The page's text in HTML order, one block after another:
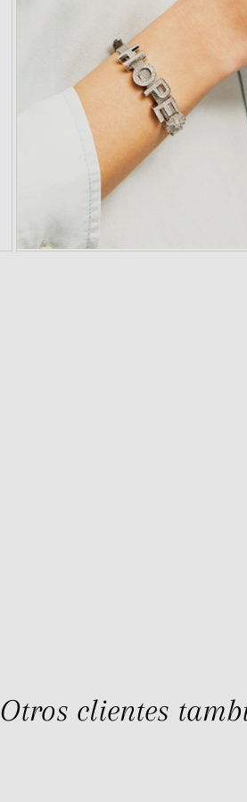
Otros clientes